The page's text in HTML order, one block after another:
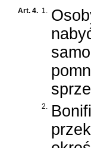
Art. 4. 1.
2.